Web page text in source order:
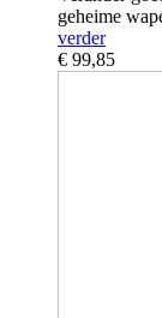
geheime
verder
€ 99,85